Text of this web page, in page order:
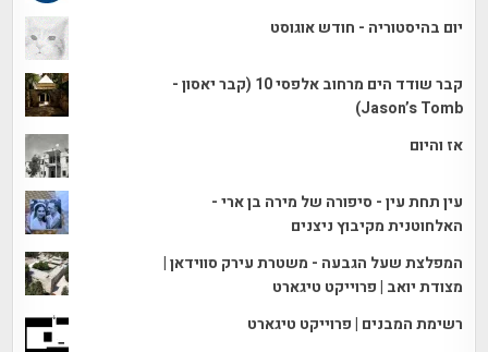
יום בהיסטוריה - חודש אוגוסט
קבר שודד הים מרחוב אלפסי 10 (קבר יאסון -
Jason’s Tomb)
אז והיום
עין תחת עין - סיפורה של מירה בן ארי -
האלחוטנית מקיבוץ ניצנים
המפלצת שעל הגבעה - משטרת עירק סווידאן |
מצודת יואב | פרוייקט טיגארט
רשימת המבנים | פרוייקט טיגארט